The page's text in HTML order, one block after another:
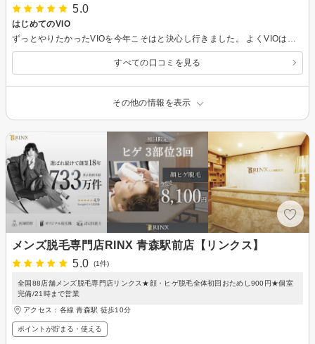
5.0
はじめてのVIO
すべての口コミを見る
その他の情報を表示
メンズ脱毛専門店RINX 青森駅前店【リンクス】
5.0
(1件)
全国88店舗メンズ脱毛専門店リンクス★顔・ヒゲ脱毛全体初回おためし900円★個室
完備/21時まで営業
アクセス：各線 青森駅 徒歩10分
ポイントが貯まる・使える